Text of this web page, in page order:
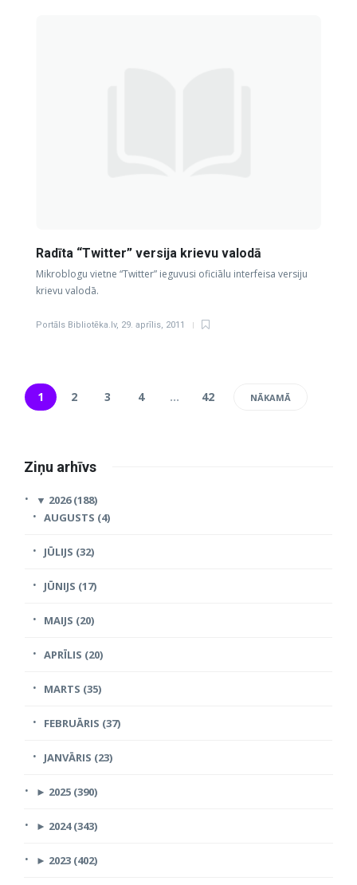
Radīta “Twitter” versija krievu valodā
Mikroblogu vietne “Twitter” ieguvusi oficiālu interfeisa versiju
krievu valodā.
Portāls Bibliotēka.lv, 29. aprīlis, 2011
1 2 3 4 … 42 NĀKAMĀ
Ziņu arhīvs
▼ 2026 (188)
AUGUSTS (4)
JŪLIJS (32)
JŪNIJS (17)
MAIJS (20)
APRĪLIS (20)
MARTS (35)
FEBRUĀRIS (37)
JANVĀRIS (23)
► 2025 (390)
► 2024 (343)
► 2023 (402)